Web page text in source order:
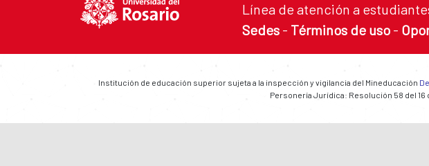
Línea de atención a
Sedes - Términos de uso -
Institución de educación superior sujeta a la inspección y vigilancia del Mineducación
Personería Jurídica: Resolución 58 del 16